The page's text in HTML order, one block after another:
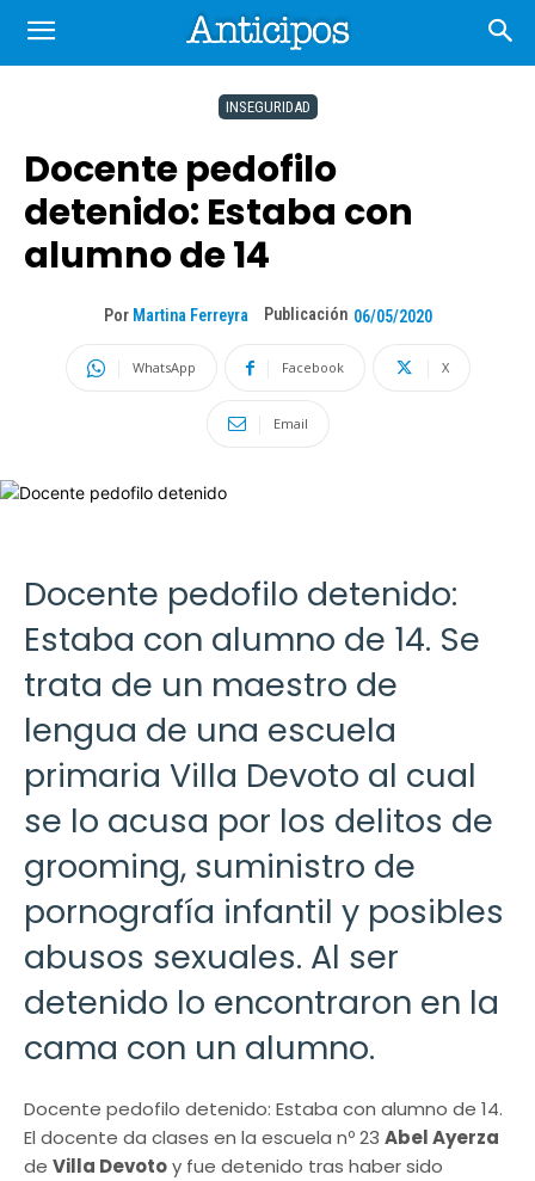
INSEGURIDAD
Docente pedofilo
detenido: Estaba con
alumno de 14
Por Martina Ferreyra Publicación 06/05/2020
WhatsApp Facebook X
Email
Docente pedofilo detenido:
Estaba con alumno de 14. Se
trata de un maestro de
lengua de una escuela
primaria Villa Devoto al cual
se lo acusa por los delitos de
grooming, suministro de
pornografía infantil y posibles
abusos sexuales. Al ser
detenido lo encontraron en la
cama con un alumno.
Docente pedofilo detenido: Estaba con alumno de 14.
El docente da clases en la escuela nº 23 Abel Ayerza
de Villa Devotoy fue detenido tras haber sido